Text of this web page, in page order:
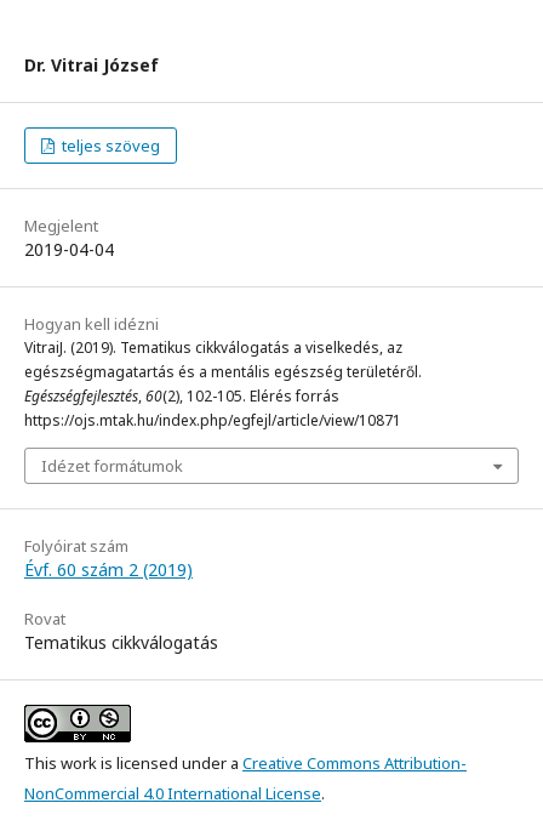
Dr. Vitrai József
teljes szöveg
Megjelent
2019-04-04
Hogyan kell idézni
VitraiJ. (2019). Tematikus cikkválogatás a viselkedés, az
egészségmagatartás és a mentális egészség területéről.
Egészségfejlesztés,60(2), 102-105. Elérés forrás
https://ojs.mtak.hu/index.php/egfejl/article/view/10871
Idézet formátumok
Folyóirat szám
Évf. 60 szám 2 (2019)
Rovat
Tematikus cikkválogatás
This work is licensed under a Creative Commons Attribution-
NonCommercial 4.0 International License.